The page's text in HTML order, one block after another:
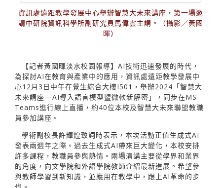
資訊處遠距教學發展中心舉辦智慧大未來講座，第一場邀
請中研院資訊科學所副研究員馬偉雲主講。（攝影／黃國
暉）
【記者黃國暉淡水校園報導】AI技術迅速發展的時代，
為探討AI在教育與產業中的應用，資訊處遠距教學發展中
心12月3日中午在覺生綜合大樓I501，舉辦2024「智慧大
未來講座—AI導入語言模型暨微軟新解密」，同步在MS
Teams進行線上直播，約40位本校及智慧大未來聯盟教職
員參加講座。
學術副校長許輝煌致詞時表示，本次活動正值生成式AI
發表兩週年之際。過去生成式AI帶來巨大變化，本校安排
許多課程，教職員參與熱情。兩場演講主要從學界和業界
的角度，向文學院和外語學院教師介紹最新進展。希望參
與教師學習到新知識，並應用在教學中，跟上AI革命的步